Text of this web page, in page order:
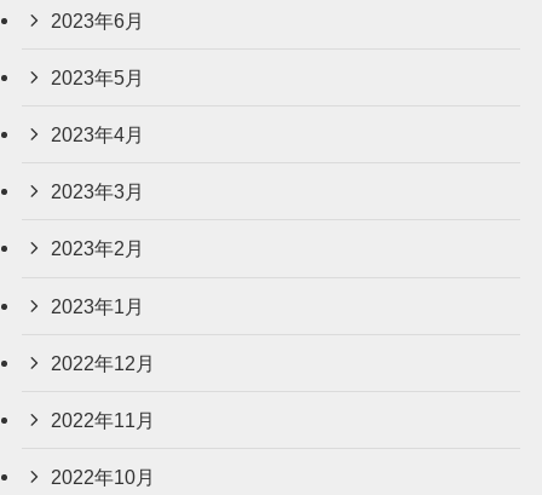
2023年6月
2023年5月
2023年4月
2023年3月
2023年2月
2023年1月
2022年12月
2022年11月
2022年10月